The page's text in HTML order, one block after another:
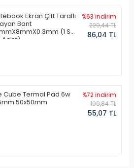
Ekran Çift Taraflı
Bant
(1 Set
Adet)
%63 indirim
229,44 TL
86,04 TL
Cube Termal Pad 6w
50x50mm
%72 indirim
199,84 TL
55,07 TL